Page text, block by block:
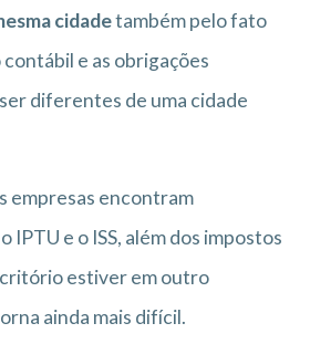
cidadetambém pelo fato
contábil e as obrigações
diferentes de uma cidade
empresas encontram
IPTU e o ISS, além dos impostos
estiver em outro
ainda mais difícil.